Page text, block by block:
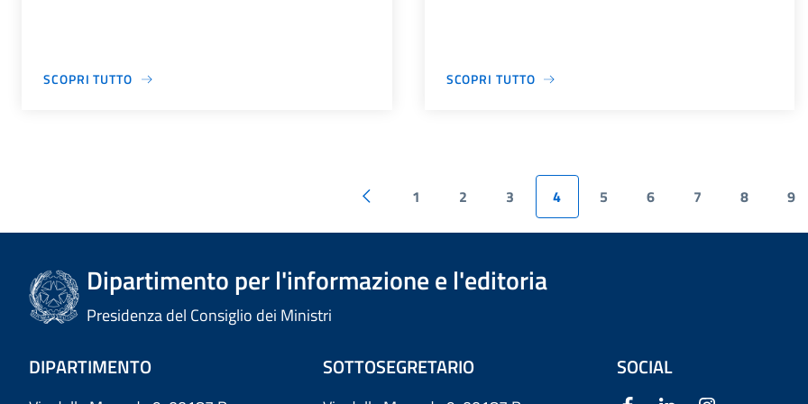
SCOPRI TUTTO SCOPRI TUTTO
1 2 3 4 5 6 7 8 9
Dipartimento per l'informazione e l'editoria
Presidenza del Consiglio dei Ministri
DIPARTIMENTO SOTTOSEGRETARIO SOCIAL